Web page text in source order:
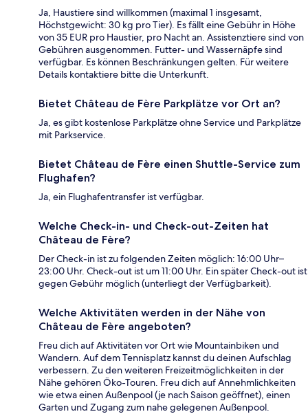
Ja, Haustiere sind willkommen (maximal 1 insgesamt,
Höchstgewicht: 30 kg pro Tier). Es fällt eine Gebühr in Höhe
von 35 EUR pro Haustier, pro Nacht an. Assistenztiere sind von
Gebühren ausgenommen. Futter- und Wassernäpfe sind
verfügbar. Es können Beschränkungen gelten. Für weitere
Details kontaktiere bitte die Unterkunft.
Bietet Château de Fère Parkplätze vor Ort an?
Ja, es gibt kostenlose Parkplätze ohne Service und Parkplätze
mit Parkservice.
Bietet Château de Fère einen Shuttle-Service zum
Flughafen?
Ja, ein Flughafentransfer ist verfügbar.
Welche Check-in- und Check-out-Zeiten hat
Château de Fère?
Der Check-in ist zu folgenden Zeiten möglich: 16:00 Uhr–
23:00 Uhr. Check-out ist um 11:00 Uhr. Ein später Check-out ist
gegen Gebühr möglich (unterliegt der Verfügbarkeit).
Welche Aktivitäten werden in der Nähe von
Château de Fère angeboten?
Freu dich auf Aktivitäten vor Ort wie Mountainbiken und
Wandern. Auf dem Tennisplatz kannst du deinen Aufschlag
verbessern. Zu den weiteren Freizeitmöglichkeiten in der
Nähe gehören Öko-Touren. Freu dich auf Annehmlichkeiten
wie etwa einen Außenpool (je nach Saison geöffnet), einen
Garten und Zugang zum nahe gelegenen Außenpool.